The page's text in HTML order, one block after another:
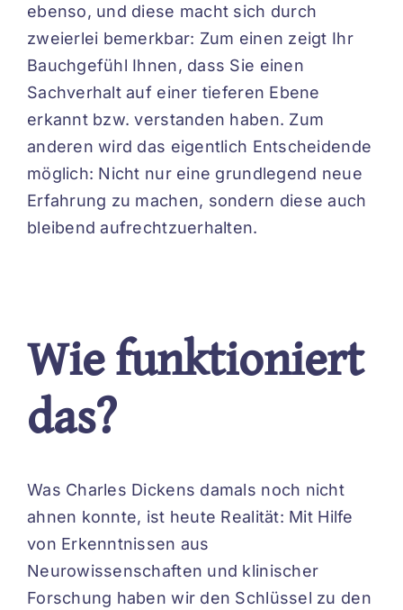
ebenso, und diese macht sich durch
zweierlei bemerkbar: Zum einen zeigt Ihr
Bauchgefühl Ihnen, dass Sie einen
Sachverhalt auf einer tieferen Ebene
erkannt bzw. verstanden haben. Zum
anderen wird das eigentlich Entscheidende
möglich: Nicht nur eine grundlegend neue
Erfahrung zu machen, sondern diese auch
bleibend aufrechtzuerhalten.
Wie funktioniert
das?
Was Charles Dickens damals noch nicht
ahnen konnte, ist heute Realität: Mit Hilfe
von Erkenntnissen aus
Neurowissenschaften und klinischer
Forschung haben wir den Schlüssel zu den